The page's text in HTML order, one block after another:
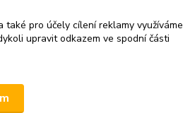
pro účely cílení reklamy využíváme
upravit odkazem ve spodní části